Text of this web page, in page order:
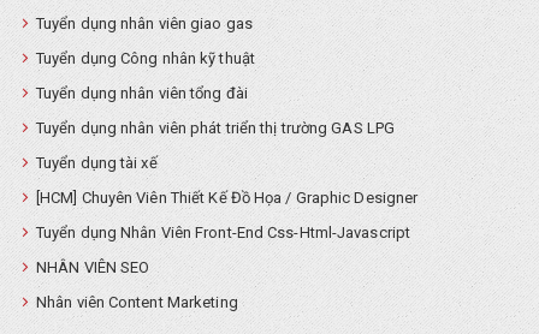
Tuyển dụng nhân viên giao gas
Tuyển dụng Công nhân kỹ thuật
Tuyển dụng nhân viên tổng đài
Tuyển dụng nhân viên phát triển thị trường GAS LPG
Tuyển dụng tài xế
[HCM] Chuyên Viên Thiết Kế Đồ Họa / Graphic Designer
Tuyển dụng Nhân Viên Front-End Css-Html-Javascript
NHÂN VIÊN SEO
Nhân viên Content Marketing